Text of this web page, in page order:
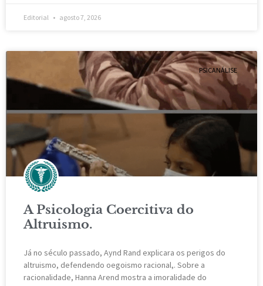
Editorial agosto 7, 2026
PSICANÁLISE
A Psicologia Coercitiva do
Altruismo.
Já no século passado, Aynd Rand explicara os perigos do
altruismo, defendendo oegoismo racional,. Sobre a
racionalidade, Hanna Arend mostra a imoralidade do